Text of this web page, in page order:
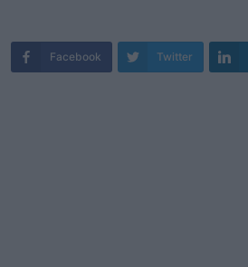
Facebook Twitter